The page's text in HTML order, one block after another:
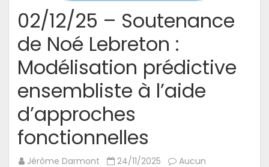
02/12/25 – Soutenance
de Noé Lebreton :
Modélisation prédictive
ensembliste à l’aide
d’approches
fonctionnelles
Jérôme Darmont 24/11/2025
Aucun